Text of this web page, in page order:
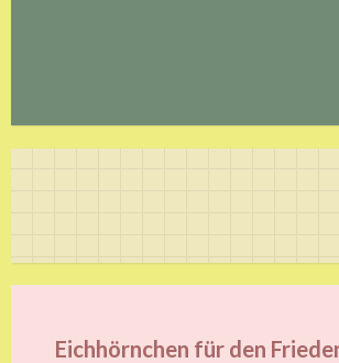
Eichhörnchen für den